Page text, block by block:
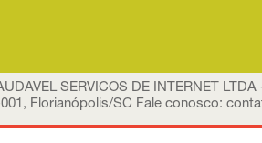
SERVICOS DE INTERNET
Florianópolis/SC Fale conosco: